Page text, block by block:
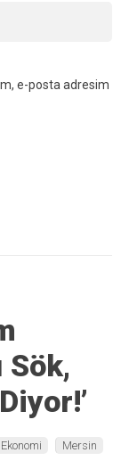
e-posta adresim
Sök,
Ekonomi Mersin